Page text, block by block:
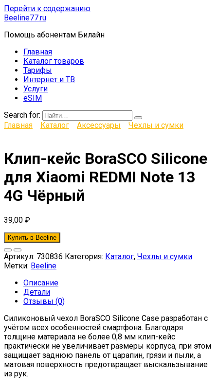
Перейти к содержанию
Beeline77.ru
Помощь абонентам Билайн
Главная
Каталог товаров
Тарифы
Интернет и ТВ
Услуги
eSIM
Search for:
Главная
Каталог Аксессуары Чехлы и сумки
Клип-кейс BoraSCO Silicone
для Xiaomi REDMI Note 13
4G Чёрный
39,00 ₽
Купить в Beeline
Артикул: 730836 Категория: Каталог, Чехлы и сумки
Метки: Beeline
Описание
Детали
Отзывы (0)
Силиконовый чехол BoraSCO Silicone Case разработан с
учётом всех особенностей смартфона. Благодаря
толщине материала не более 0,8 мм клип-кейс
практически не увеличивает размеры корпуса, при этом
защищает заднюю панель от царапин, грязи и пыли, а
матовая поверхность предотвращает выскальзывание
из рук.